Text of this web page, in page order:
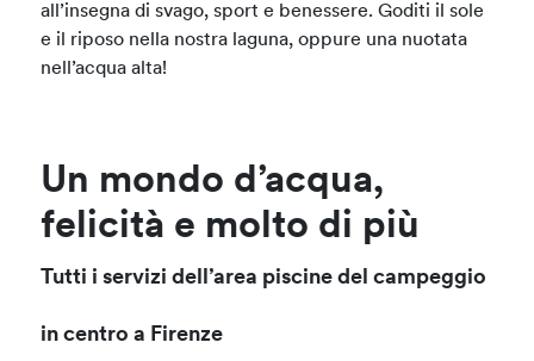
all’insegna di svago, sport e benessere. Goditi il sole
e il riposo nella nostra laguna, oppure una nuotata
nell’acqua alta!
Un mondo d’acqua,
felicità e molto di più
Tutti i servizi dell’area piscine del campeggio
in centro a Firenze